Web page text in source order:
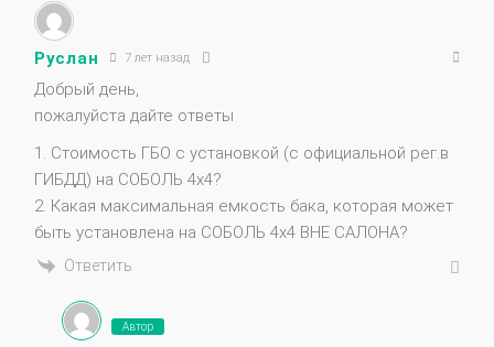
Руслан 7 лет назад
Добрый день,
пожалуйста дайте ответы
1. Стоимость ГБО с установкой (с официальной рег.в
ГИБДД) на СОБОЛЬ 4х4?
2. Какая максимальная емкость бака, которая может
быть установлена на СОБОЛЬ 4х4 ВНЕ САЛОНА?
Ответить
Автор